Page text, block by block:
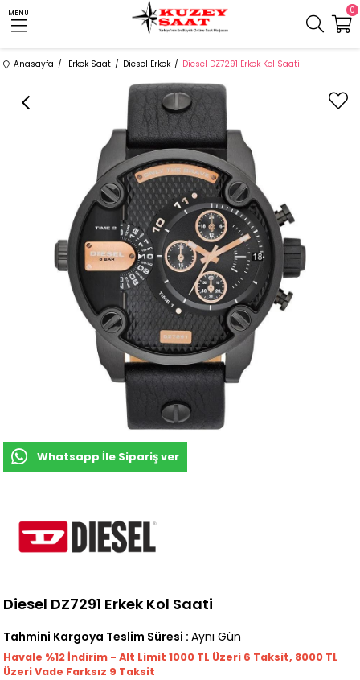
MENU 0
Anasayfa Erkek Saat Diesel Erkek Diesel DZ7291 Erkek Kol Saati
Whatsapp İle Sipariş ver
Diesel DZ7291 Erkek Kol Saati
Tahmini Kargoya Teslim Süresi : Aynı Gün
Havale %12 İndirim - Alt Limit 1000 TL Üzeri 6 Taksit, 8000 TL
Üzeri Vade Farksız 9 Taksit